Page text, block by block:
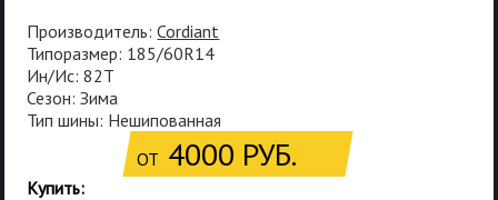
Производитель:Cordiant
Типоразмер: 185/60R14
Ин/Ис: 82T
Сезон: Зима
Тип шины: Нешипованная
ОТ 4000 РУБ.
Купить: